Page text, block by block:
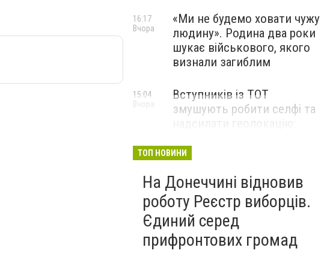
«Ми не будемо ховати чужу
людину». Родина два роки
шукає військового, якого
визнали загиблим
16:17
Вчора
Вступників із ТОТ
змушують робити селфі та
до МОН
15:04
Вчора
ТОП НОВИНИ
На Донеччині відновив
роботу Реєстр виборців.
Єдиний серед
прифронтових громад